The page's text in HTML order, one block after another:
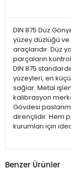
DIN 875 Düz
yüzey düzlüğü
araçlarıdır. Düz
parçaların
DIN 875
yüzeyleri, en
sağlar. Metal
kalibrasyon
Gövdesi
dirençlidir. Hem
kurumları için
Benzer Ürünler